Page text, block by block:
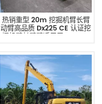
热销重型 20m 挖掘机臂长臂
动臂高品质 Dx225 CE 认证挖
掘机臂长臂臂适用于 Zx360h